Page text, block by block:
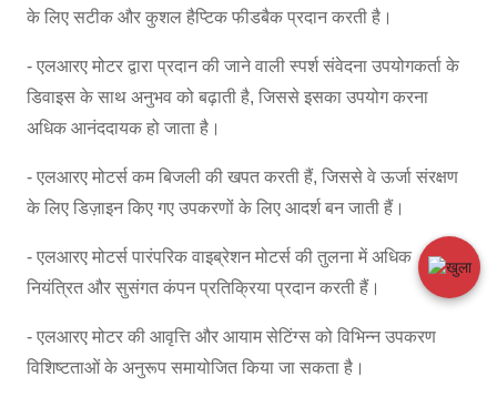
के लिए सटीक और कुशल हैप्टिक फीडबैक प्रदान करती है।
- एलआरए मोटर द्वारा प्रदान की जाने वाली स्पर्श संवेदना उपयोगकर्ता के
डिवाइस के साथ अनुभव को बढ़ाती है, जिससे इसका उपयोग करना
अधिक आनंददायक हो जाता है।
- एलआरए मोटर्स कम बिजली की खपत करती हैं, जिससे वे ऊर्जा संरक्षण
के लिए डिज़ाइन किए गए उपकरणों के लिए आदर्श बन जाती हैं।
- एलआरए मोटर्स पारंपरिक वाइब्रेशन मोटर्स की तुलना में अधिक
नियंत्रित और सुसंगत कंपन प्रतिक्रिया प्रदान करती हैं।
- एलआरए मोटर की आवृत्ति और आयाम सेटिंग्स को विभिन्न उपकरण
विशिष्टताओं के अनुरूप समायोजित किया जा सकता है।